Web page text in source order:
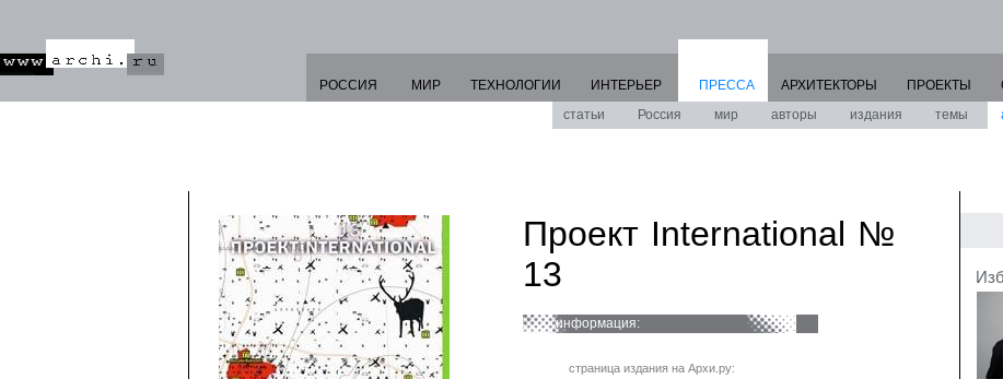
РОССИЯ МИР ТЕХНОЛОГИИ ИНТЕРЬЕР
ПРЕССА
статьи
Россия мир авторы издания темы
АРХИТЕКТОРЫ ПРОЕКТЫ
Проект International №
13
информация:
страница издания на Архи.ру: